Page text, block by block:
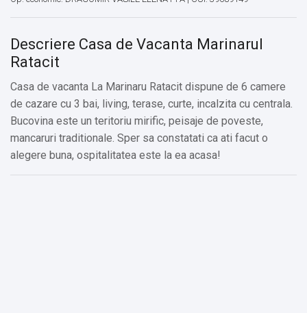
Descriere Casa de Vacanta Marinarul
Ratacit
Casa de vacanta La Marinaru Ratacit dispune de 6 camere
de cazare cu 3 bai, living, terase, curte, incalzita cu centrala.
Bucovina este un teritoriu mirific, peisaje de poveste,
mancaruri traditionale. Sper sa constatati ca ati facut o
alegere buna, ospitalitatea este la ea acasa!